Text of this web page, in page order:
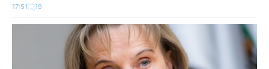
17:51 19